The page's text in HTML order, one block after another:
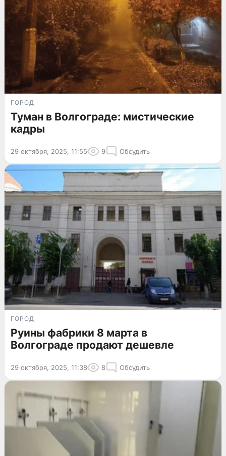
ГОРОД
Туман в Волгограде: мистические
кадры
29 октября, 2025, 11:55 9 Обсудить
ГОРОД
Руины фабрики 8 марта в
Волгограде продают дешевле
29 октября, 2025, 11:38 8 Обсудить